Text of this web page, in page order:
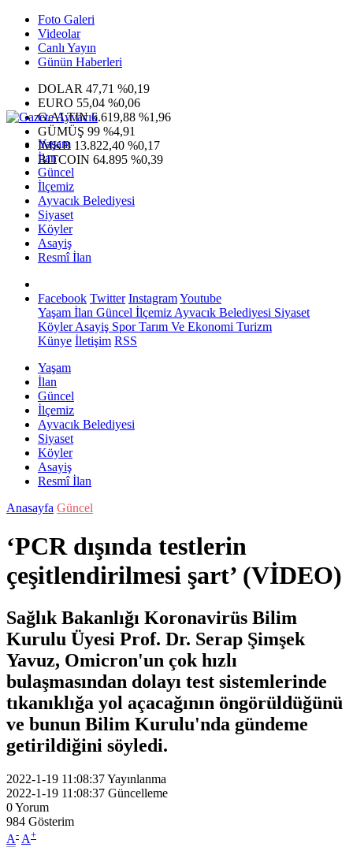
Foto Galeri
Videolar
Canlı Yayın
Günün Haberleri
DOLAR 47,71 %0,19
EURO 55,04 %0,06
G.ALTIN6.619,88 %1,96
GÜMÜŞ 99 %4,91
IMKB 13.822,40 %0,17
BITCOIN 64.895 %0,39
Yaşam
İlan
Güncel
İlçemiz
Ayvacık Belediyesi
Siyaset
Köyler
Asayiş
Resmî İlan
Facebook Twitter InstagramYoutube
Yaşam İlan Güncel İlçemiz Ayvacık Belediyesi Siyaset
KöylerAsayiş SporTarım Ve Ekonomi Turizm
Künye İletişim RSS
Yaşam
İlan
Güncel
İlçemiz
Ayvacık Belediyesi
Siyaset
Köyler
Asayiş
Resmî İlan
Anasayfa Güncel
‘PCR dışında testlerin
çeşitlendirilmesi şart’ (VİDEO)
Sağlık Bakanlığı Koronavirüs Bilim
Kurulu Üyesi Prof. Dr. Serap Şimşek
Yavuz, Omicron'un çok hızlı
bulaşmasından dolayı test sistemlerinde
tıkanıklığa yol açacağının öngörüldüğünü
ve bunun Bilim Kurulu'nda gündeme
getirildiğini söyledi.
2022-1-19 11:08:37Yayınlanma
2022-1-19 11:08:37 Güncelleme
0Yorum
984 Gösterim
A- A+